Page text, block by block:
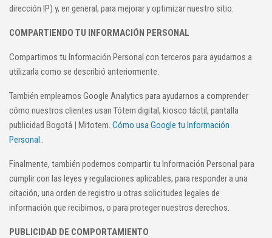
dirección IP) y, en general, para mejorar y optimizar nuestro sitio.
COMPARTIENDO TU INFORMACIÓN PERSONAL
Compartimos tu Información Personal con terceros para ayudarnos a
utilizarla como se describió anteriormente.
También empleamos Google Analytics para ayudarnos a comprender
cómo nuestros clientes usan Tótem digital, kiosco táctil, pantalla
publicidad Bogotá | Mitotem. Cómo usa Google tu Información
Personal..
Finalmente, también podemos compartir tu Información Personal para
cumplir con las leyes y regulaciones aplicables, para responder a una
citación, una orden de registro u otras solicitudes legales de
información que recibimos, o para proteger nuestros derechos.
PUBLICIDAD DE COMPORTAMIENTO